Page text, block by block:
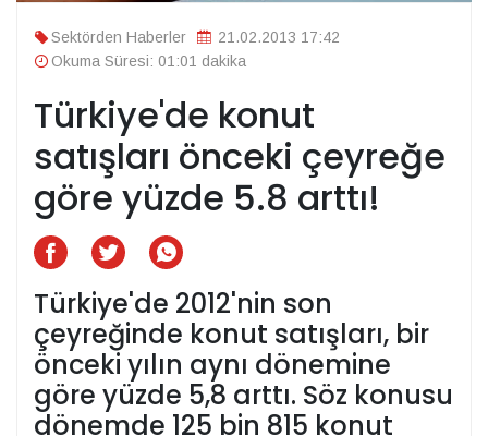
Sektörden Haberler
21.02.2013 17:42
Okuma Süresi: 01:01 dakika
Türkiye'de konut
satışları önceki çeyreğe
göre yüzde 5.8 arttı!
Türkiye'de 2012'nin son
çeyreğinde konut satışları, bir
önceki yılın aynı dönemine
göre yüzde 5,8 arttı. Söz konusu
dönemde 125 bin 815 konut